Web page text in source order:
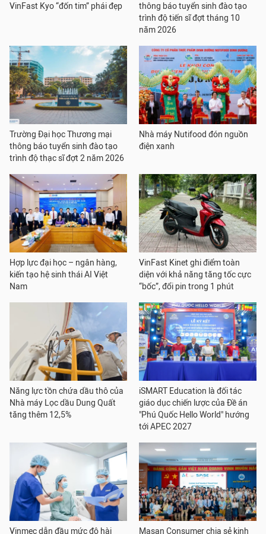
VinFast Kyo “đốn tim” phái đẹp
thông báo tuyển sinh đào tạo
trình độ tiến sĩ đợt tháng 10
năm 2026
Trường Đại học Thương mại
thông báo tuyển sinh đào tạo
trình độ thạc sĩ đợt 2 năm 2026
Nhà máy Nutifood đón nguồn
điện xanh
Hợp lực đại học – ngân hàng,
kiến tạo hệ sinh thái AI Việt
Nam
VinFast Kinet ghi điểm toàn
diện với khả năng tăng tốc cực
“bốc”, đổi pin trong 1 phút
Năng lực tồn chứa dầu thô của
Nhà máy Lọc dầu Dung Quất
tăng thêm 12,5%
iSMART Education là đối tác
giáo dục chiến lược của Đề án
"Phú Quốc Hello World" hướng
tới APEC 2027
Vinmec dẫn đầu mức độ hài Masan Consumer chia sẻ kinh